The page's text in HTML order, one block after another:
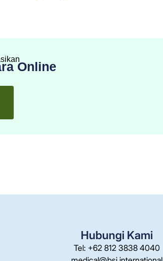
Online
Hubungi Kami
Tel: +62 812 3838 4040